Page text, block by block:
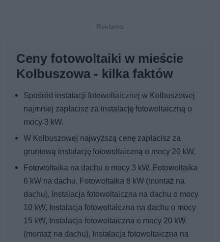
Ceny fotowoltaiki w mieście
Kolbuszowa - kilka faktów
Spośród instalacji fotowoltaicznej w Kolbuszowej
najmniej zapłacisz za instalację fotowoltaiczną o
mocy 3 kW.
W Kolbuszowej najwyższą cenę zapłacisz za
gruntową instalację fotowoltaiczną o mocy 20 kW.
Fotowoltaika na dachu o mocy 3 kW, Fotowoltaika
6 kW na dachu, Fotowoltaika 8 kW (montaż na
dachu), Instalacja fotowoltaiczna na dachu o mocy
10 kW, Instalacja fotowoltaiczna na dachu o mocy
15 kW, Instalacja fotowoltaiczna o mocy 20 kW
(montaż na dachu), Instalacja fotowoltaiczna na